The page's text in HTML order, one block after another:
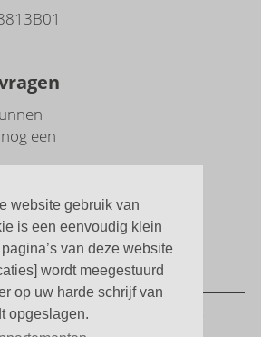
website gebruik van
is een eenvoudig klein
van deze website
wordt meegestuurd
op uw harde schrijf van
opgeslagen.
een
| 2 tot 5 persoons